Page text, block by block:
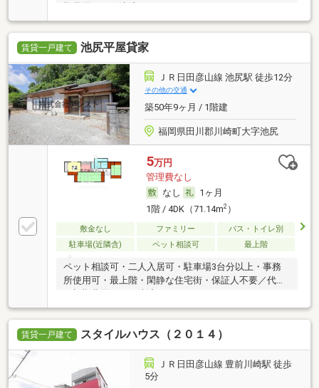
賃貸一戸建て 池尻平屋貸家
ＪＲ日田彦山線 池尻駅 徒歩12分
その他の交通
築50年9ヶ月 / 1階建
福岡県田川郡川崎町大字池尻
5万円
管理費なし
なし
1ヶ月
1階 / 4DK（71.14m2）
敷金なし ファミリー
バス・トイレ別
駐車場(近隣含)
ペット相談可 最上階
ペット相談可・二人入居可・駐車場3台分以上・事務
所使用可・最上階・閑静な住宅街・保証人不要／代行
賃貸一戸建て スタイルハウス（２０１４）
ＪＲ日田彦山線 豊前川崎駅 徒歩
5分